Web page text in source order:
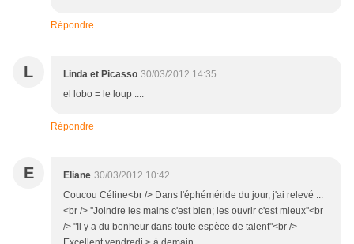
Répondre
L Linda et Picasso 30/03/2012 14:35
el lobo = le loup ....
Répondre
E Eliane 30/03/2012 10:42
Coucou Céline<br /> Dans l'éphéméride du jour, j'ai relevé ...
<br /> ''Joindre les mains c'est bien; les ouvrir c'est mieux''<br
/> "Il y a du bonheur dans toute espèce de talent"<br />